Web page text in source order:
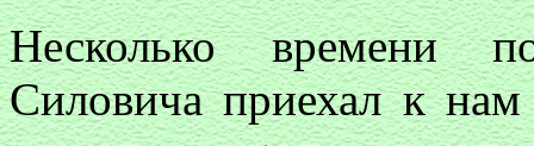
Несколько времени
Силовича приехал к